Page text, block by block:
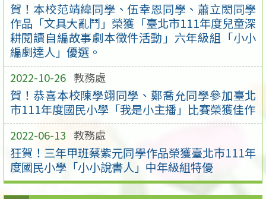
賀！本校范靖緯同學、伍幸恩同學、蕭立閎同學
作品「文具大亂鬥」榮獲「臺北市111年度兒童深
耕閱讀自編故事劇本徵件活動」六年級組「小小
編劇達人」優選。
2022-10-26 教務處
賀！恭喜本校陳學翊同學、鄭喬允同學參加臺北
市111年度國民小學「我是小主播」比賽榮獲佳作
2022-06-13 教務處
狂賀！三年甲班蔡紫元同學作品榮獲臺北市111年
度國民小學「小小說書人」中年級組特優